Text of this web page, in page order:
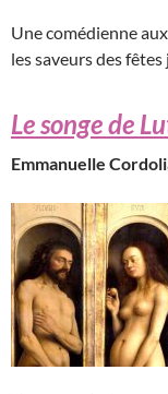
Une comédienne
les saveurs des
Le songe de
Emmanuelle